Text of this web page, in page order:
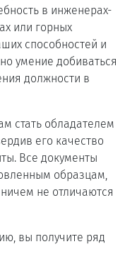
в инженерах-
или горных
способностей и
умение добиваться
должности в
стать обладателем
его качество
Все документы
образцам,
не отличаются
вы получите ряд